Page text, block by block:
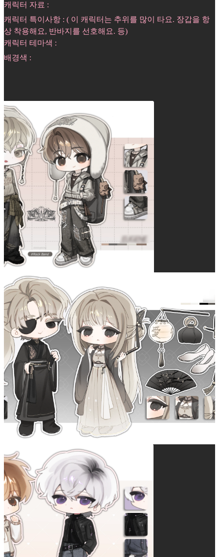
캐릭터 자료 :
캐릭터 특이사항 : ( 이 캐릭터는 추위를 많이 타요. 장갑을 항
상 착용해요, 반바지를 선호해요. 등)
캐릭터 테마색 :
배경색 :